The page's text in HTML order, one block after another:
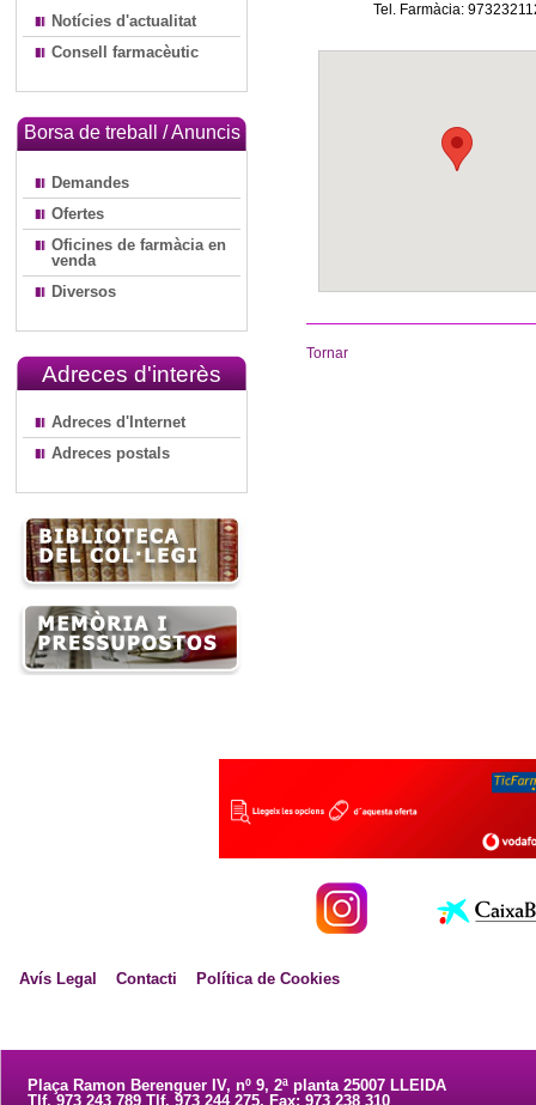
Notícies d'actualitat
Consell farmacèutic
Borsa de treball / Anuncis
Demandes
Ofertes
Oficines de farmàcia en
venda
Diversos
Adreces d'interès
Adreces d'Internet
Adreces postals
Tel. Farmàcia:
Tornar
Avís Legal Contacti Política de Cookies
Plaça Ramon Berenguer IV, nº 9, 2ª planta 25007 LLEIDA
Tlf. 973 243 789 Tlf. 973 244 275. Fax: 973 238 310